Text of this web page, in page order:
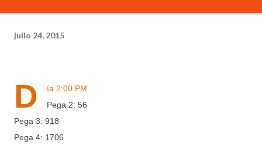
julio 24, 2015
D
ía 2:00 PM.
Pega 2: 56
Pega 3: 918
Pega 4: 1706